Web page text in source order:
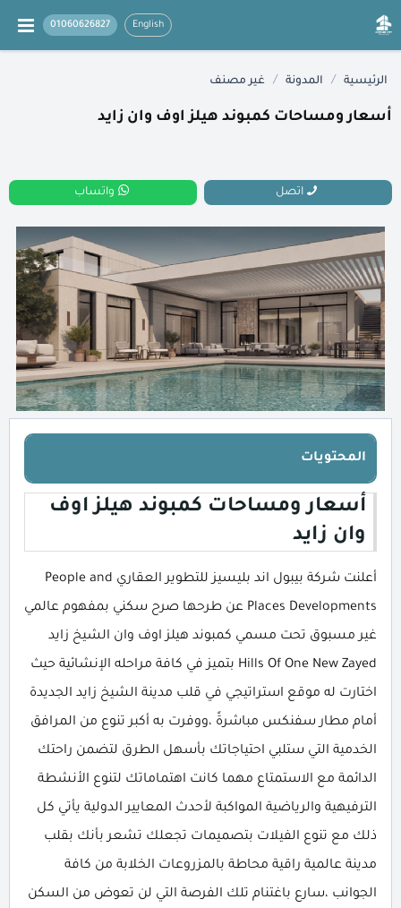
English
01060626827
الرئيسية / المدونة / غير مصنف
أسعار ومساحات كمبوند هيلز اوف وان زايد
اتصل واتساب
المحتويات
أسعار ومساحات كمبوند هيلز اوف
وان زايد
أعلنت شركة بيبول اند بليسيز للتطوير العقاري People and
Places Developments عن طرحها صرح سكني بمفهوم عالمي
غير مسبوق تحت مسمي كمبوند هيلز اوف وان الشيخ زايد
Hills Of One New Zayed بتميز في كافة مراحله الإنشائية حيث
اختارت له موقع استراتيجي في قلب مدينة الشيخ زايد الجديدة
أمام مطار سفنكس مباشرةً ،ووفرت به أكبر تنوع من المرافق
الخدمية التي ستلبي احتياجاتك بأسهل الطرق لتضمن راحتك
الدائمة مع الاستمتاع مهما كانت اهتماماتك لتنوع الأنشطة
الترفيهية والرياضية المواكبة لأحدث المعايير الدولية يأتي كل
ذلك مع تنوع الفيلات بتصميمات تجعلك تشعر بأنك بقلب
مدينة عالمية راقية محاطة بالمزروعات الخلابة من كافة
الجوانب ،سارع باغتنام تلك الفرصة التي لن تعوض من السكن